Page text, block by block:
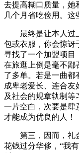
去提高糊口质量，她
几个月省吃俭用。这
最终是让本人过上
包或衣服，你会惊讶
寻找了一个加盟项目
在旅逛上倒是毫不鄙
了多单。若是一曲都
成卑老爱长、连合友
及社会的规章轨制等
一片空白，次要是肆
才能成为优良的人！
第三，因而，礼金
花钱过分华侈，“我